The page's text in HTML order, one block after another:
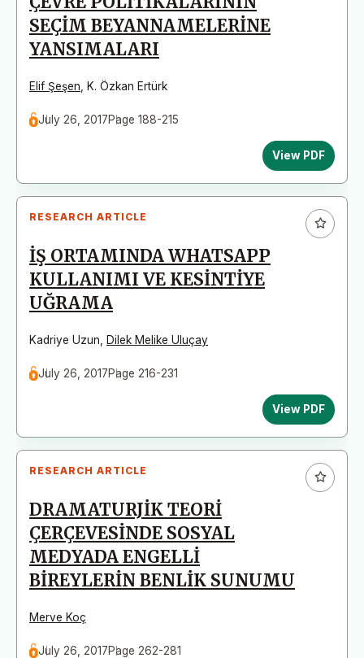
SEÇİM BEYANNAMELERİNE
YANSIMALARI
Elif Şeşen K. Özkan Ertürk
July 26, 2017Page 188-215
View PDF
RESEARCH ARTICLE
İŞ ORTAMINDA WHATSAPP
KULLANIMI VE KESİNTİYE
UĞRAMA
Kadriye Uzun Dilek Melike Uluçay
July 26, 2017Page 216-231
View PDF
RESEARCH ARTICLE
DRAMATURJİK TEORİ
ÇERÇEVESİNDE SOSYAL
MEDYADA ENGELLİ
BİREYLERİN BENLİK SUNUMU
Merve Koç
July 26, 2017Page 262-281